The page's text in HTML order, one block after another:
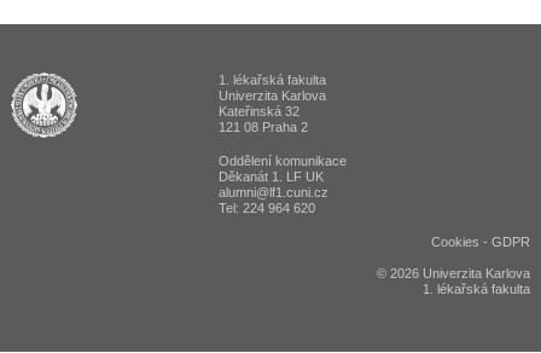
ALUMNI 1. lékařská fakulta Univerzita Karlova v Praze
1. lékařská fakulta
Univerzita Karlova
Kateřinská 32
121 08 Praha 2
Oddělení komunikace
Děkanát 1. LF UK
alumni@lf1.cuni.cz
Tel: 224 964 620
Cookies -GDPR
© 2026 Univerzita Karlova
1. lékařská fakulta